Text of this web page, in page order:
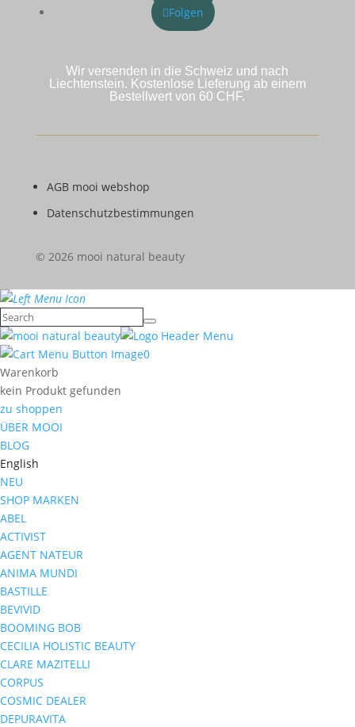
Folgen
Wir versenden in die Schweiz und nach
Liechtenstein. Kostenlose Lieferung ab einem
Bestellwert von 60 CHF.
AGB mooi webshop
Datenschutzbestimmungen
© 2026 mooi natural beauty
0
Warenkorb
kein Produkt gefunden
zu shoppen
ÜBER MOOI
BLOG
English
NEU
SHOP MARKEN
ABEL
ACTIVIST
AGENT NATEUR
ANIMA MUNDI
BASTILLE
BEVIVID
BOOMING BOB
CECILIA HOLISTIC BEAUTY
CLARE MAZITELLI
CORPUS
COSMIC DEALER
DEPURAVITA